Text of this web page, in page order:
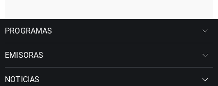
PROGRAMAS
EMISORAS
NOTICIAS